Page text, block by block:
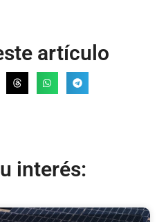
artículo
interés: